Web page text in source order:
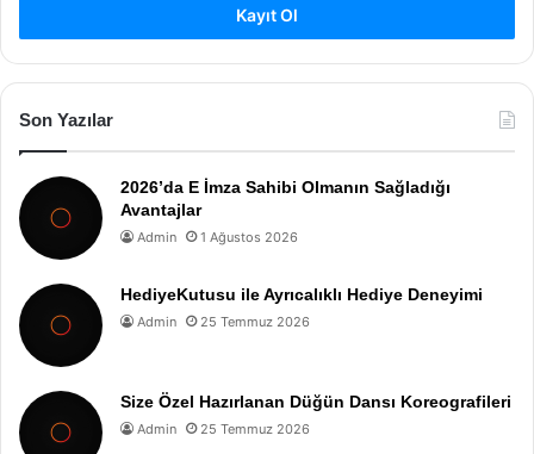
Kayıt Ol
Son Yazılar
2026’da E İmza Sahibi Olmanın Sağladığı
Avantajlar
Admin 1 Ağustos 2026
HediyeKutusu ile Ayrıcalıklı Hediye Deneyimi
Admin 25 Temmuz 2026
Size Özel Hazırlanan Düğün Dansı Koreografileri
Admin 25 Temmuz 2026